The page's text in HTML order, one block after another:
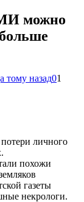
можно
тому назад01
личного
похожи
газеты
некрологи.